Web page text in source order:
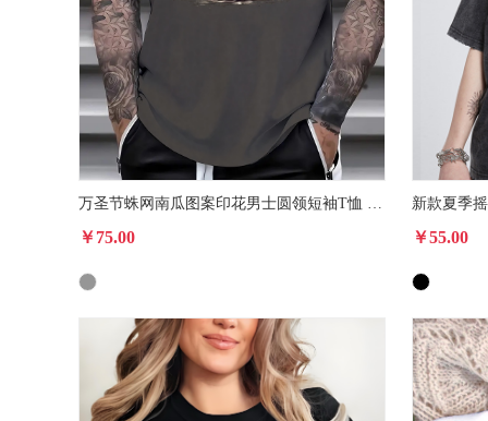
万圣节蛛网南瓜图案印花男士圆领短袖T恤 夏季时尚休闲短袖上衣
￥75.00 ￥55.00